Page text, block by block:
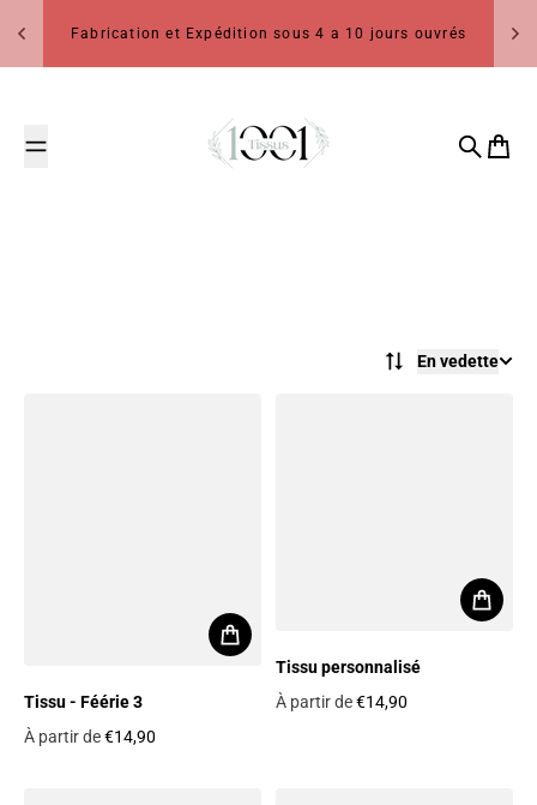
Fabrication et Expédition sous 4 a 10 jours ouvrés
Panier
En vedette
Tissu - Féérie 3
À partir de€14,90
Tissu personnalisé
À partir de€14,90